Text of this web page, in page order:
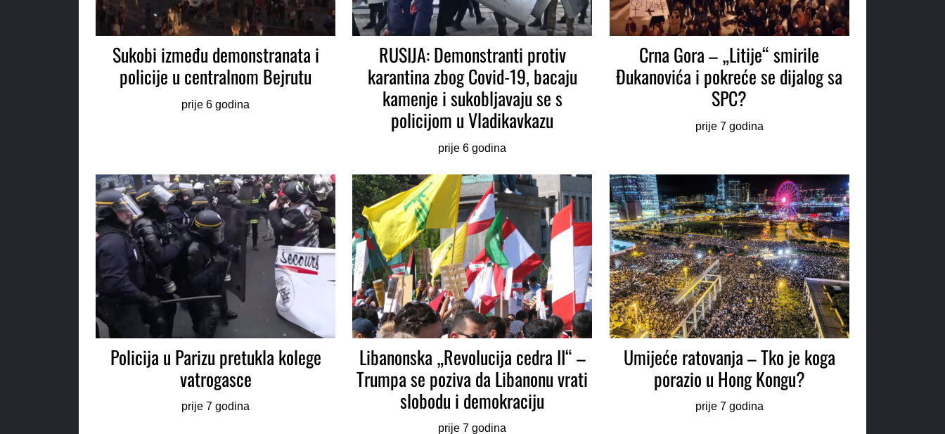
Sukobi između demonstranata i
policije u centralnom Bejrutu
prije 6 godina
RUSIJA: Demonstranti protiv
karantina zbog Covid-19, bacaju
kamenje i sukobljavaju se s
policijom u Vladikavkazu
prije 6 godina
Crna Gora – „Litije“ smirile
Đukanovića i pokreće se dijalog sa
SPC?
prije 7 godina
Policija u Parizu pretukla kolege
vatrogasce
prije 7 godina
Libanonska „Revolucija cedra II“ –
Trumpa se poziva da Libanonu vrati
slobodu i demokraciju
prije 7 godina
Umijeće ratovanja – Tko je koga
porazio u Hong Kongu?
prije 7 godina